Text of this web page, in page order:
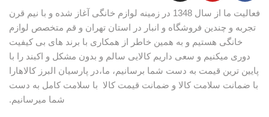
فعالیت ما از سال 1348 در زمینه لوازم خانگی آغاز شده و با نیم قرن
تجربه و چندین فروشگاه و انبار در استان تهران و قم متخصص لوازم
خانگی هستیم و به همین خاطر از همکاری با برند های بی کیفیت
دوری میکنیم و سعی داریم کالایی سالم و بدون مشکل و اکبند را با
پایین ترین قیمت به دست شما برسانیم، ما،در پارسیان البرز کالاهارا
با ضمانت سلامت کالا و ضمانت قیمت کالا با سلامت کامل به دست
شما میرسانیم.